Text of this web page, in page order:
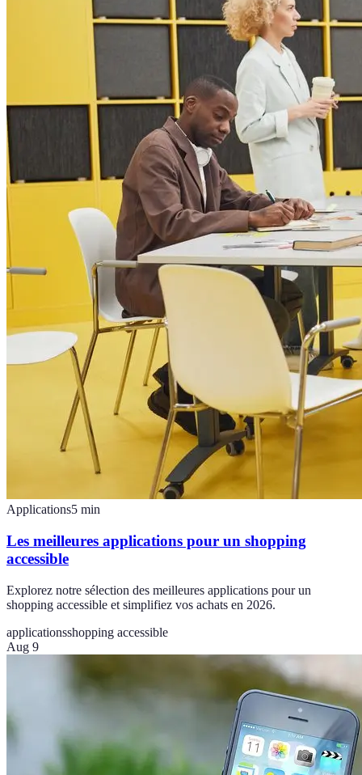
Applications5 min
Les meilleures applications pour un shopping
accessible
Explorez notre sélection des meilleures applications pour un
shopping accessible et simplifiez vos achats en 2026.
applicationsshopping accessible
Aug 9